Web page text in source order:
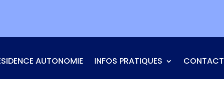
AUTONOMIE INFOS PRATIQUES CONTACT